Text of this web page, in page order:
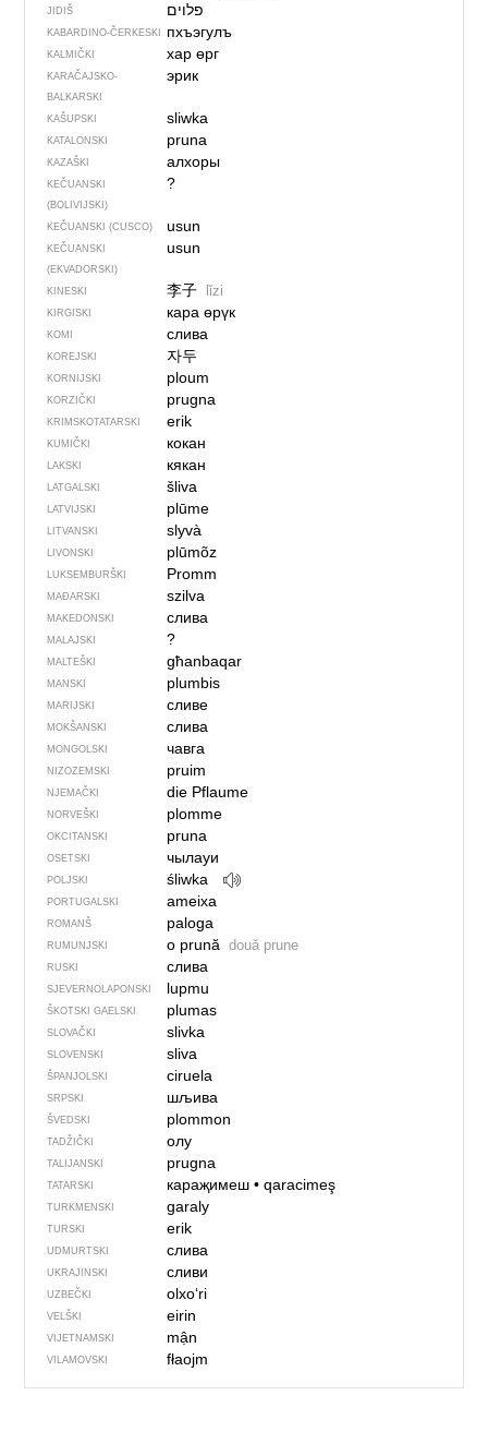
JIDIŠ פלוים
KABARDINO-ČERKESKI пхъэгулъ
KALMIČKI хар өрг
KARAČAJSKO-
BALKARSKI
эрик
KAŠUPSKI sliwka
KATALONSKI pruna
KAZAŠKI алхоры
KEČUANSKI
(BOLIVIJSKI)
?
KEČUANSKI (CUSCO) usun
KEČUANSKI
(EKVADORSKI)
usun
KINESKI 李子 lǐzi
KIRGISKI кара өрүк
KOMI слива
KOREJSKI 자두
KORNIJSKI ploum
KORZIČKI prugna
KRIMSKOTATARSKI erik
KUMIČKI кокан
LAKSKI кякан
LATGALSKI šliva
LATVIJSKI plūme
LITVANSKI slyvà
LIVONSKI plūmõz
LUKSEMBURŠKI Promm
MAĐARSKI szilva
MAKEDONSKI слива
MALAJSKI ?
MALTEŠKI għanbaqar
MANSKI plumbis
MARIJSKI сливе
MOKŠANSKI слива
MONGOLSKI чавга
NIZOZEMSKI pruim
NJEMAČKI die Pflaume
NORVEŠKI plomme
OKCITANSKI pruna
OSETSKI чылауи
POLJSKI śliwka
PORTUGALSKI ameixa
ROMANŠ paloga
RUMUNJSKI o prună două prune
RUSKI слива
SJEVER­NO­LA­PONSKI lupmu
ŠKOTSKI GAELSKI plumas
SLOVAČKI slivka
SLOVENSKI sliva
ŠPANJOLSKI ciruela
SRPSKI шљива
ŠVEDSKI plommon
TADŽIČKI олу
TALIJANSKI prugna
TATARSKI караҗимеш• qaracimeş
TURKMENSKI garaly
TURSKI erik
UDMURTSKI слива
UKRAJINSKI сливи
UZBEČKI olxoʻri
VELŠKI eirin
VIJETNAMSKI mận
VILAMOVSKI fłaojm